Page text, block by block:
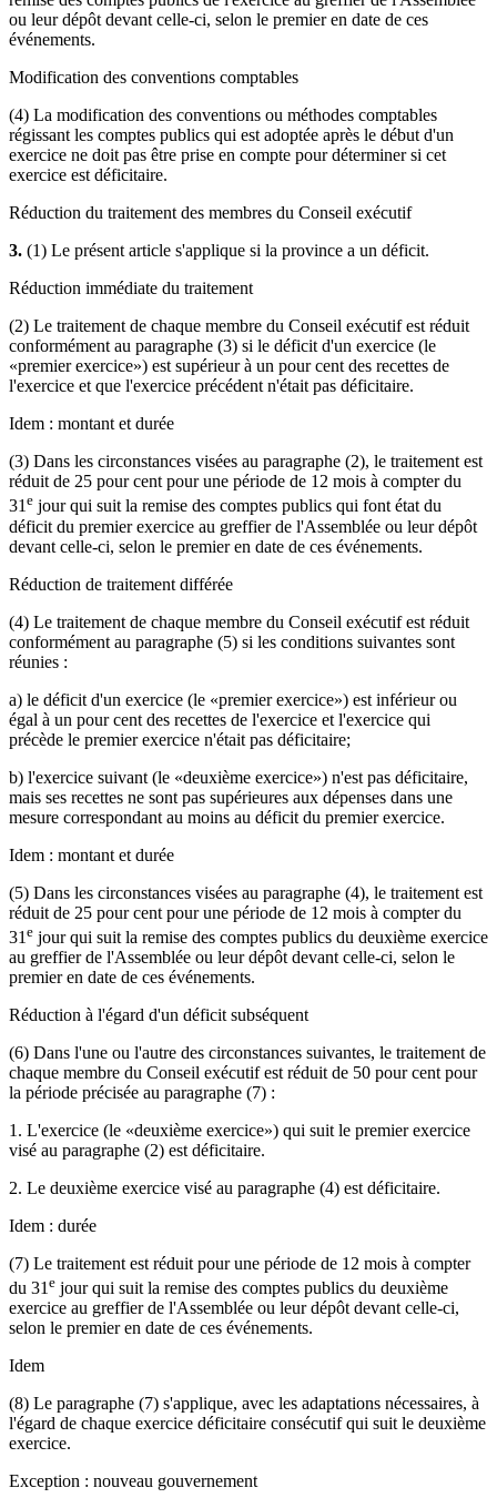
ou leur dépôt devant celle-ci, selon le premier en date de ces
événements.
Modification des conventions comptables
(4) La modification des conventions ou méthodes comptables
régissant les comptes publics qui est adoptée après le début d'un
exercice ne doit pas être prise en compte pour déterminer si cet
exercice est déficitaire.
Réduction du traitement des membres du Conseil exécutif
3. (1) Le présent article s'applique si la province a un déficit.
Réduction immédiate du traitement
(2) Le traitement de chaque membre du Conseil exécutif est réduit
conformément au paragraphe (3) si le déficit d'un exercice (le
«premier exercice») est supérieur à un pour cent des recettes de
l'exercice et que l'exercice précédent n'était pas déficitaire.
Idem : montant et durée
(3) Dans les circonstances visées au paragraphe (2), le traitement est
réduit de 25 pour cent pour une période de 12 mois à compter du
31e jour qui suit la remise des comptes publics qui font état du
déficit du premier exercice au greffier de l'Assemblée ou leur dépôt
devant celle-ci, selon le premier en date de ces événements.
Réduction de traitement différée
(4) Le traitement de chaque membre du Conseil exécutif est réduit
conformément au paragraphe (5) si les conditions suivantes sont
réunies :
a) le déficit d'un exercice (le «premier exercice») est inférieur ou
égal à un pour cent des recettes de l'exercice et l'exercice qui
précède le premier exercice n'était pas déficitaire;
b) l'exercice suivant (le «deuxième exercice») n'est pas déficitaire,
mais ses recettes ne sont pas supérieures aux dépenses dans une
mesure correspondant au moins au déficit du premier exercice.
Idem : montant et durée
(5) Dans les circonstances visées au paragraphe (4), le traitement est
réduit de 25 pour cent pour une période de 12 mois à compter du
31 e jour qui suit la remise des comptes publics du deuxième exercice
au greffier de l'Assemblée ou leur dépôt devant celle-ci, selon le
premier en date de ces événements.
Réduction à l'égard d'un déficit subséquent
(6) Dans l'une ou l'autre des circonstances suivantes, le traitement de
chaque membre du Conseil exécutif est réduit de 50 pour cent pour
la période précisée au paragraphe (7) :
1. L'exercice (le «deuxième exercice») qui suit le premier exercice
visé au paragraphe (2) est déficitaire.
2. Le deuxième exercice visé au paragraphe (4) est déficitaire.
Idem : durée
(7) Le traitement est réduit pour une période de 12 mois à compter
du 31 e jour qui suit la remise des comptes publics du deuxième
exercice au greffier de l'Assemblée ou leur dépôt devant celle-ci,
selon le premier en date de ces événements.
Idem
(8) Le paragraphe (7) s'applique, avec les adaptations nécessaires, à
l'égard de chaque exercice déficitaire consécutif qui suit le deuxième
exercice.
Exception : nouveau gouvernement